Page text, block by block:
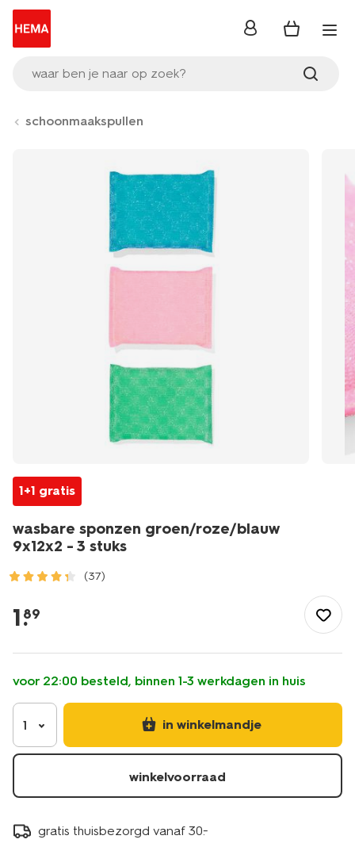
waar ben je naar op zoek?
inloggen
schoonmaakspullen
1+1 gratis
wasbare sponzen groen/roze/blauw
9x12x2 - 3 stuks
(37)
slapen/huishouden/schoonmaken/wasbare-
sponzen-
9x12x2-
-3-
stuks-
20540054.html
1.
89
voor 22:00 besteld, binnen 1-3 werkdagen in huis
1 in winkelmandje
winkelvoorraad
gratis thuisbezorgd vanaf 30.-